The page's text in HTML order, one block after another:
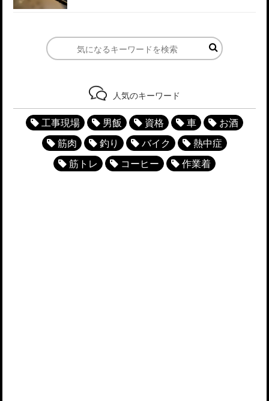
人気のキーワード
工事現場 男飯 資格 車
お酒
筋肉
釣り バイク
熱中症
筋トレ
コーヒー 作業着